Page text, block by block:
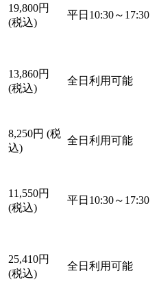
19,800円
(税込)
平日10:30～17:30
13,860円
(税込)
全日利用可能
8,250円 (税
込)
全日利用可能
11,550円
(税込)
平日10:30～17:30
25,410円
(税込)
全日利用可能